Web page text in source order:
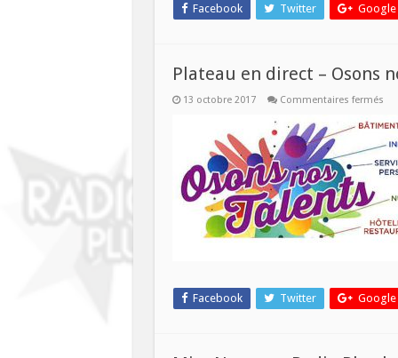
Facebook Twitter Google
Plateau en direct – Osons
13 octobre 2017 Commentaires ferméssur
en
–
Facebook Twitter Google